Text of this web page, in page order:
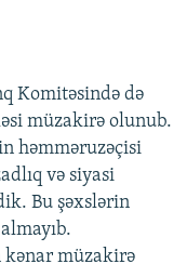
Komitəsində də
müzakirə olunub.
həmməruzəçisi
və siyasi
Bu şəxslərin
kənar müzakirə